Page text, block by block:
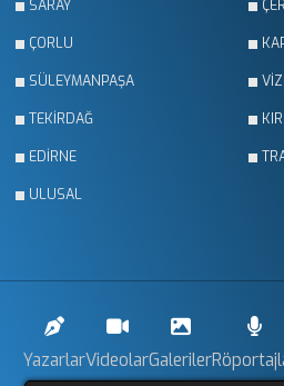
SARAY
ÇORLU
SÜLEYMANPAŞA
TEKİRDAĞ
EDİRNE
ULUSAL
YazarlarVideolarGaleriler